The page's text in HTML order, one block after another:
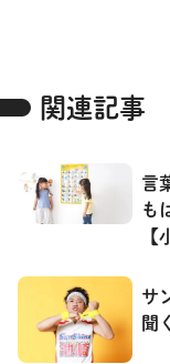
関連記事
言
も
【
サ
聞